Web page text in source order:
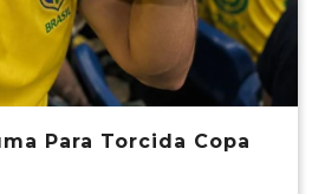
Para Torcida Copa